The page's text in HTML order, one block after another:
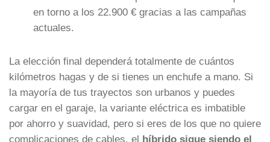
en torno a los 22.900 € gracias a las campañas
actuales.
La elección final dependerá totalmente de cuántos
kilómetros hagas y de si tienes un enchufe a mano. Si
la mayoría de tus trayectos son urbanos y puedes
cargar en el garaje, la variante eléctrica es imbatible
por ahorro y suavidad, pero si eres de los que no quiere
complicaciones de cables, el híbrido sigue siendo el